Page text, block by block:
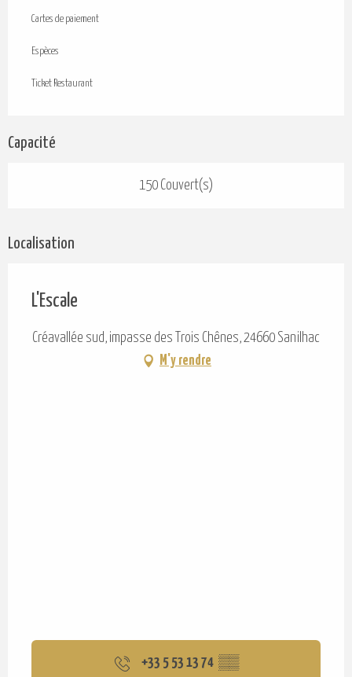
Cartes de paiement
Espèces
Ticket Restaurant
Capacité
150 Couvert(s)
Localisation
L'Escale
Créavallée sud, impasse des Trois Chênes, 24660 Sanilhac
M'y rendre
+33 5 53 13 74 ▒▒